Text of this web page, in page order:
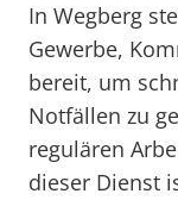
In Wegberg
Gewerbe,
bereit, um
Notfällen zu
regulären
dieser Dienst